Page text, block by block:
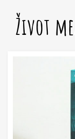
Život